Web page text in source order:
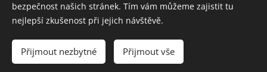
Houboviny © 2020-2026
Zajímavosti z vlastních průzkumů:
ZDE
bezpečnost našich stránek. Tím vám můžeme zajistit tu
nejlepší zkušenost při jejich návštěvě.
Přijmout nezbytné Přijmout vše